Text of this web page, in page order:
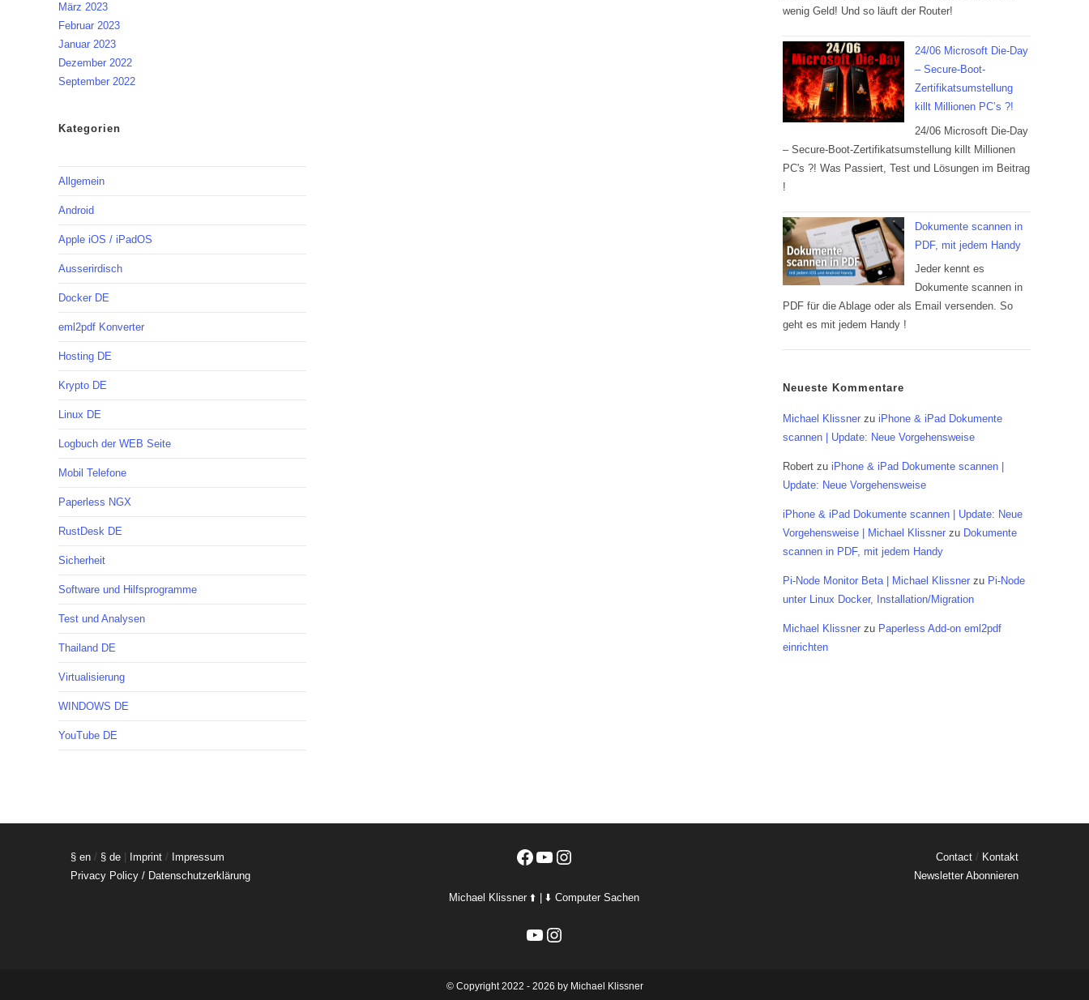
März 2023
Februar 2023
Januar 2023
Dezember 2022
September 2022
Kategorien
Allgemein
Android
Apple iOS / iPadOS
Ausserirdisch
Docker DE
eml2pdf Konverter
Hosting DE
Krypto DE
Linux DE
Logbuch der WEB Seite
Mobil Telefone
Paperless NGX
RustDesk DE
Sicherheit
Software und Hilfsprogramme
Test und Analysen
Thailand DE
Virtualisierung
WINDOWS DE
YouTube DE
wenig Geld! Und so läuft der Router!
24/06 Microsoft Die-Day
– Secure-Boot-
Zertifikatsumstellung
killt Millionen PC’s ?!
24/06 Microsoft Die-Day
– Secure-Boot-Zertifikatsumstellung killt Millionen
PC's ?! Was Passiert, Test und Lösungen im Beitrag
!
Dokumente scannen in
PDF, mit jedem Handy
Jeder kennt es
Dokumente scannen in
PDF für die Ablage oder als Email versenden. So
geht es mit jedem Handy !
Neueste Kommentare
Michael Klissner zu iPhone & iPad Dokumente
scannen | Update: Neue Vorgehensweise
Robert zu iPhone & iPad Dokumente scannen |
Update: Neue Vorgehensweise
iPhone & iPad Dokumente scannen | Update: Neue
Vorgehensweise | Michael Klissner zu Dokumente
scannen in PDF, mit jedem Handy
Pi-Node Monitor Beta | Michael Klissner zu Pi-Node
unter Linux Docker, Installation/Migration
Michael Klissner zu Paperless Add-on eml2pdf
einrichten
§ en / § de Imprint / Impressum
Privacy Policy / Datenschutzerklärung
Facebook
YouTubeInstagram
Michael Klissner ⬆️ | ⬇️ Computer Sachen
YouTubeInstagram
Contact/ Kontakt
Newsletter Abonnieren
©️ Copyright 2022 - 2026 by Michael Klissner